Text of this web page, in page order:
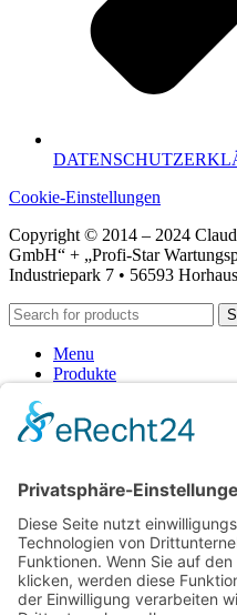
Cookie-Einstellungen
Copyright © 2014 – 2024
GmbH“ + „Profi-Star
Industriepark 7 • 56593
Menu
Produkte
Schmierung-Lube
Fette-Pasten
Alkoholhaltige
ph-neutrale
saure Reiniger
Handpflege
Desinfektion